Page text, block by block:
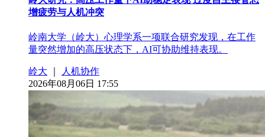
增疲劳与人机冲突
岭南大学（岭大）心理学系一项联合研究发现，在工作
量突然增加的高压状态下，AI可协助维持表现。
岭大
人机协作
2026年08月06日 17:55